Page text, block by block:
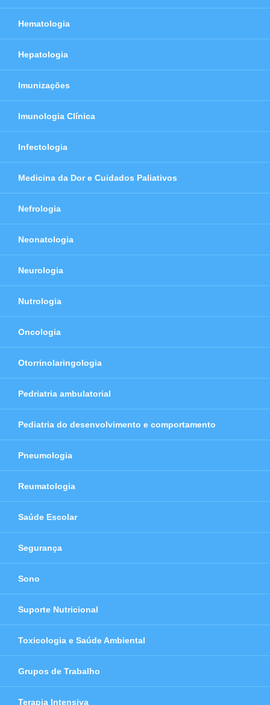
Hematologia
Hepatologia
Imunizações
Imunologia Clínica
Infectologia
Medicina da Dor e Cuidados Paliativos
Nefrologia
Neonatologia
Neurologia
Nutrologia
Oncologia
Otorrinolaringologia
Pedriatria ambulatorial
Pediatria do desenvolvimento e comportamento
Pneumologia
Reumatologia
Saúde Escolar
Segurança
Sono
Suporte Nutricional
Toxicologia e Saúde Ambiental
Grupos de Trabalho
Terapia Intensiva